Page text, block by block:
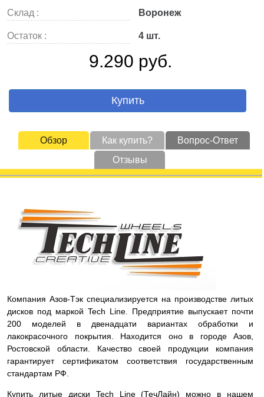
Склад : Воронеж
Остаток : 4 шт.
9.290 руб.
Купить
Обзор Как купить?
Вопрос-Ответ
Отзывы
Компания Азов-Тэк специализируется на производстве литых
дисков под маркой Tech Line. Предприятие выпускает почти
200 моделей в двенадцати вариантах обработки и
лакокрасочного покрытия. Находится оно в городе Азов,
Ростовской области. Качество своей продукции компания
гарантирует сертификатом соответствия государственным
стандартам РФ.
Купить литые диски Tech Line (ТечЛайн) можно в нашем